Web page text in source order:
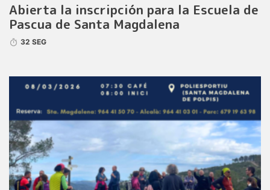
Abierta la inscripción para la Escuela de
Pascua de Santa Magdalena
32 SEG